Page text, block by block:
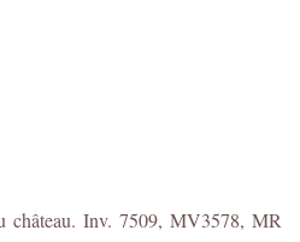
château. Inv. 7509, MV3578, MR